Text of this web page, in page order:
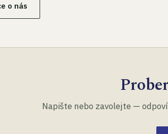
o nás
Napište nebo zavolejte —